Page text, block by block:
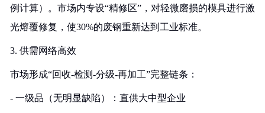
例计算）。市场内专设“精修区”，对轻微磨损的模具进行激
光熔覆修复，使30%的废钢重新达到工业标准。
3. 供需网络高效
市场形成“回收-检测-分级-再加工”完整链条：
- 一级品（无明显缺陷）：直供大中型企业